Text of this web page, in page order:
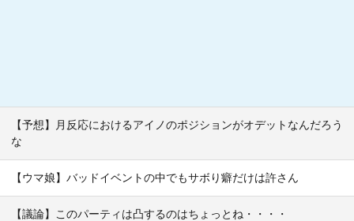
【予想】月反応におけるアイノのポジションがオデットなんだろう
な
【ウマ娘】バッドイベントの中でもサボり癖だけは許さん
【議論】このパーティは凸するのはちょっとね・・・・